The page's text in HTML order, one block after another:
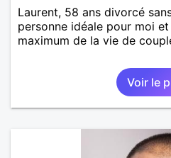
Laurent, 58 ans divorcé
personne idéale pour moi
maximum de la vie de
Voir le